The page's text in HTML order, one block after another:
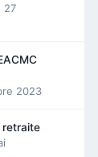
27
2023
retraite